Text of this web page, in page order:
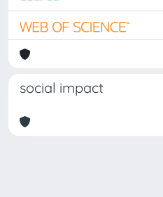
social impact